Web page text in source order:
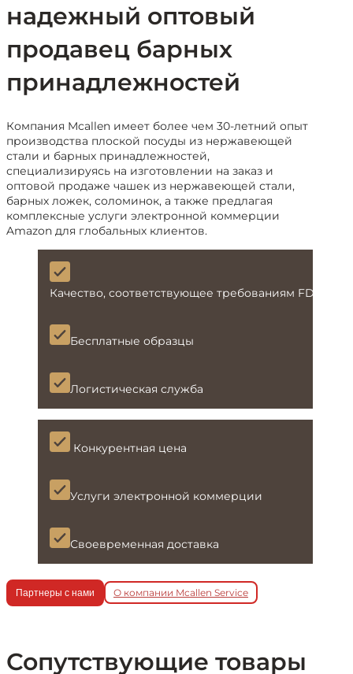
надежный оптовый
продавец барных
принадлежностей
Компания Mcallen имеет более чем 30-летний опыт
производства плоской посуды из нержавеющей
стали и барных принадлежностей,
специализируясь на изготовлении на заказ и
оптовой продаже чашек из нержавеющей стали,
барных ложек, соломинок, а также предлагая
комплексные услуги электронной коммерции
Amazon для глобальных клиентов.
Качество, соответствующее требованиям FDA и
Бесплатные образцы
Логистическая служба
Конкурентная цена
Услуги электронной коммерции
Своевременная доставка
Партнеры с нами О компании Mcallen Service
Сопутствующие товары